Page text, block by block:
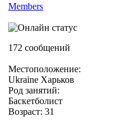
Members
172 сообщений
Местоположение:
Ukraine Харьков
Род занятий:
Баскетболист
Возраст: 31